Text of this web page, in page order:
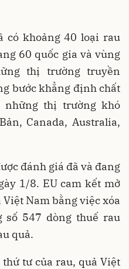
có khoảng 40 loại rau
60 quốc gia và vùng
thị trường truyền
bước khẳng định chất
những thị trường khó
Canada, Australia,
đánh giá đã và đang
1/8. EU cam kết mở
Nam bằng việc xóa
số 547 dòng thuế rau
quả.
tư của rau, quả Việt